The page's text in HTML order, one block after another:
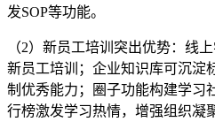
发SOP等功能。
（2）新员工培训突出优势：线
新员工培训；企业知识库可沉淀
制优秀能力；圈子功能构建学习
行榜激发学习热情，增强组织凝